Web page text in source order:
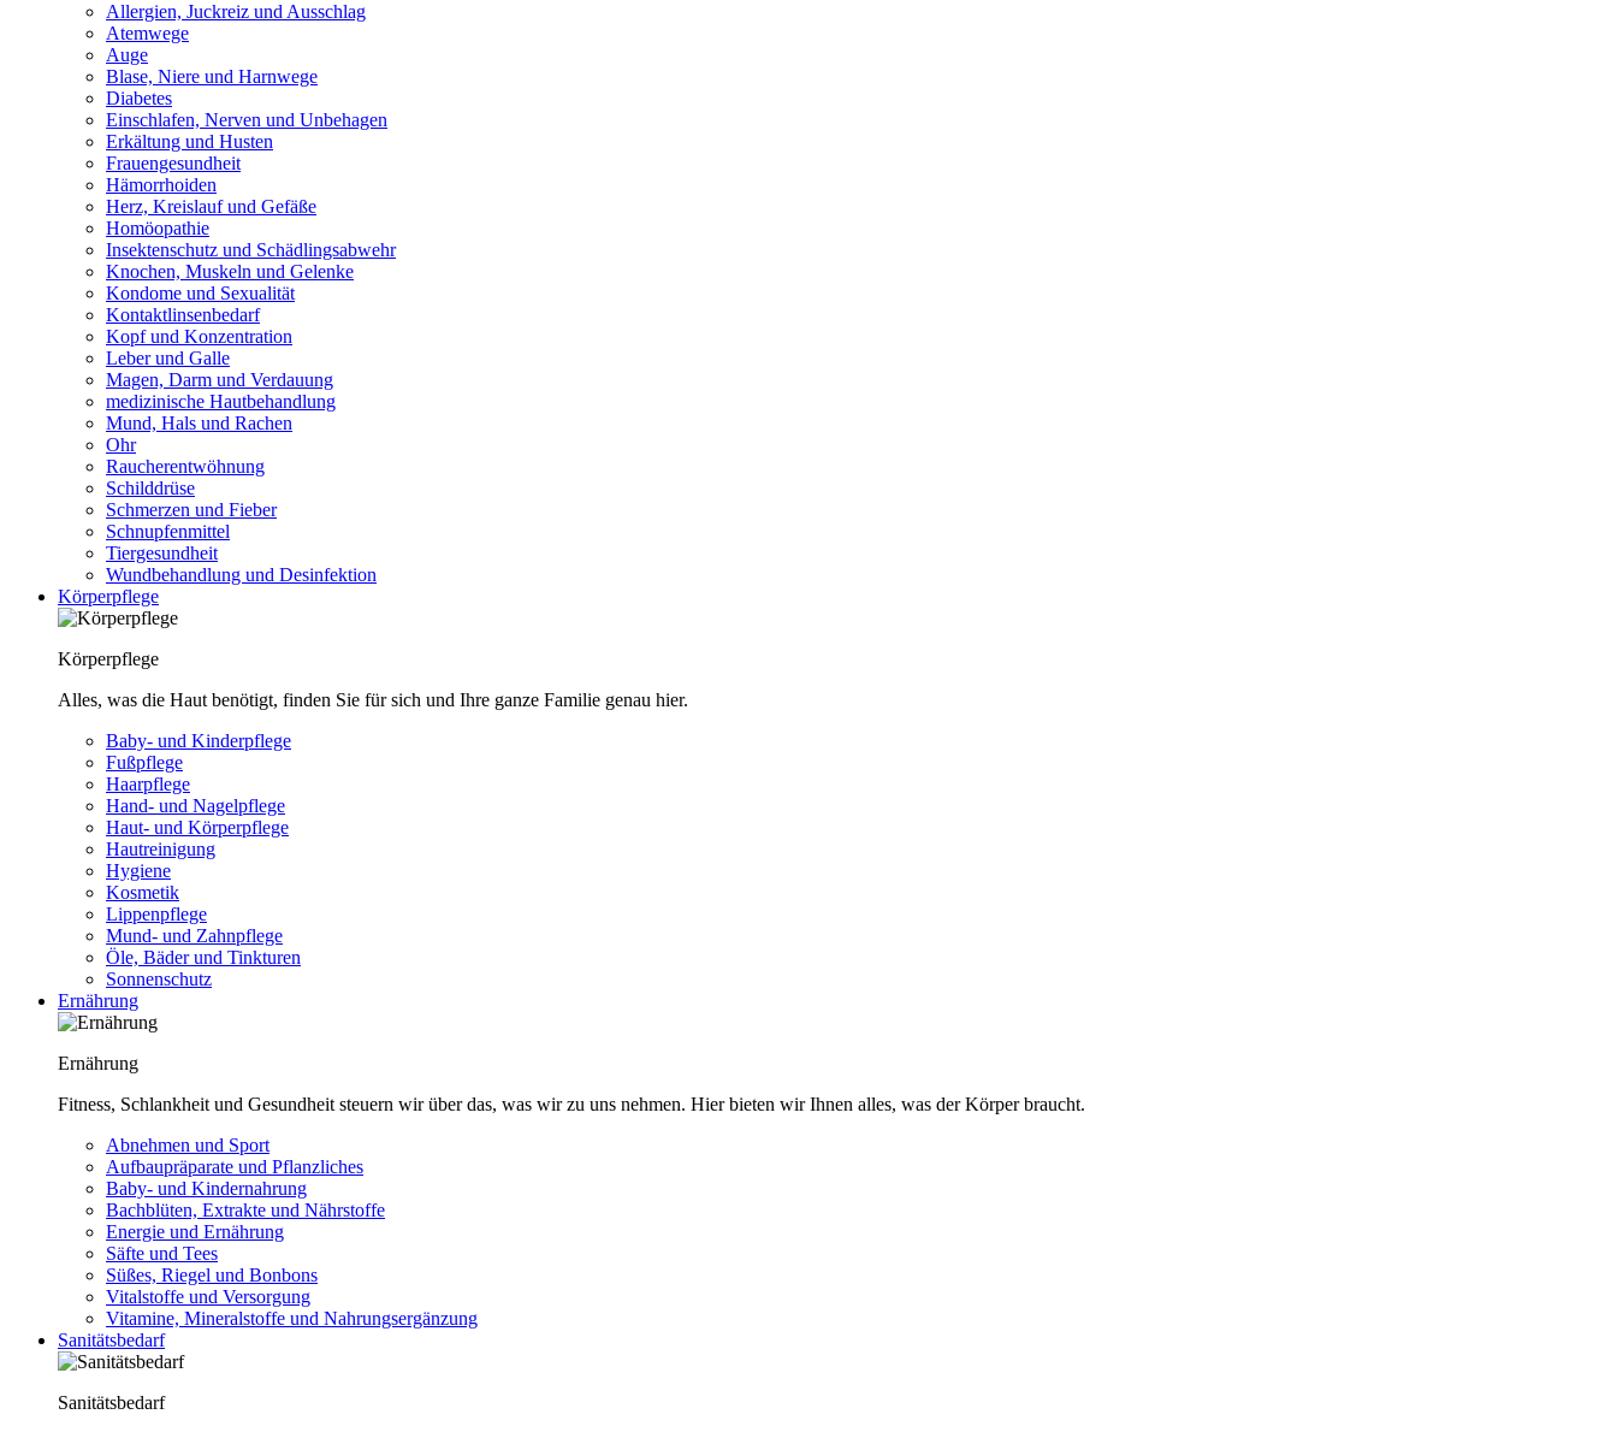
Allergien, Juckreiz und Ausschlag
Atemwege
Auge
Blase, Niere und Harnwege
Diabetes
Einschlafen, Nerven und Unbehagen
Erkältung und Husten
Frauengesundheit
Hämorrhoiden
Herz, Kreislauf und Gefäße
Homöopathie
Insektenschutz und Schädlingsabwehr
Knochen, Muskeln und Gelenke
Kondome und Sexualität
Kontaktlinsenbedarf
Kopf und Konzentration
Leber und Galle
Magen, Darm und Verdauung
medizinische Hautbehandlung
Mund, Hals und Rachen
Ohr
Raucherentwöhnung
Schilddrüse
Schmerzen und Fieber
Schnupfenmittel
Tiergesundheit
Wundbehandlung und Desinfektion
Körperpflege
Körperpflege
Alles, was die Haut benötigt, finden Sie für sich und Ihre ganze Familie genau hier.
Baby- und Kinderpflege
Fußpflege
Haarpflege
Hand- und Nagelpflege
Haut- und Körperpflege
Hautreinigung
Hygiene
Kosmetik
Lippenpflege
Mund- und Zahnpflege
Öle, Bäder und Tinkturen
Sonnenschutz
Ernährung
Ernährung
Fitness, Schlankheit und Gesundheit steuern wir über das, was wir zu uns nehmen. Hier bieten wir Ihnen alles, was der Körper braucht.
Abnehmen und Sport
Aufbaupräparate und Pflanzliches
Baby- und Kindernahrung
Bachblüten, Extrakte und Nährstoffe
Energie und Ernährung
Säfte und Tees
Süßes, Riegel und Bonbons
Vitalstoffe und Versorgung
Vitamine, Mineralstoffe und Nahrungsergänzung
Sanitätsbedarf
Sanitätsbedarf